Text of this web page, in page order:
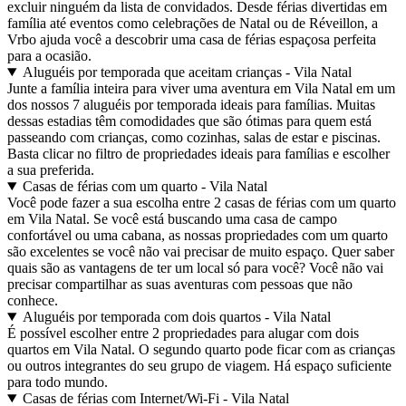
excluir ninguém da lista de convidados. Desde férias divertidas em
família até eventos como celebrações de Natal ou de Réveillon, a
Vrbo ajuda você a descobrir uma casa de férias espaçosa perfeita
para a ocasião.
Aluguéis por temporada que aceitam crianças - Vila Natal
Junte a família inteira para viver uma aventura em Vila Natal em um
dos nossos 7 aluguéis por temporada ideais para famílias. Muitas
dessas estadias têm comodidades que são ótimas para quem está
passeando com crianças, como cozinhas, salas de estar e piscinas.
Basta clicar no filtro de propriedades ideais para famílias e escolher
a sua preferida.
Casas de férias com um quarto - Vila Natal
Você pode fazer a sua escolha entre 2 casas de férias com um quarto
em Vila Natal. Se você está buscando uma casa de campo
confortável ou uma cabana, as nossas propriedades com um quarto
são excelentes se você não vai precisar de muito espaço. Quer saber
quais são as vantagens de ter um local só para você? Você não vai
precisar compartilhar as suas aventuras com pessoas que não
conhece.
Aluguéis por temporada com dois quartos - Vila Natal
É possível escolher entre 2 propriedades para alugar com dois
quartos em Vila Natal. O segundo quarto pode ficar com as crianças
ou outros integrantes do seu grupo de viagem. Há espaço suficiente
para todo mundo.
Casas de férias com Internet/Wi-Fi - Vila Natal